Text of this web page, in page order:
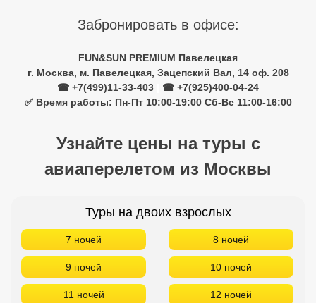
Забронировать в офисе:
FUN&SUN PREMIUM Павелецкая
г. Москва, м. Павелецкая, Зацепский Вал, 14 оф. 208
☎ +7(499)11-33-403
☎ +7(925)400-04-24
✅ Время работы: Пн-Пт 10:00-19:00 Сб-Вс 11:00-16:00
Узнайте цены на туры с
авиаперелетом из Москвы
Туры на двоих взрослых
7 ночей 8 ночей
9 ночей 10 ночей
11 ночей 12 ночей
Сетевые отели Шри Ланки
Сетевые отели Вьетнама
Сетевые отели Мальдив
Сетевые отели Бали
Сетевые отели Маврикия